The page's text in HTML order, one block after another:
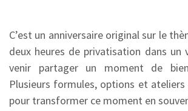
C’est un anniversaire original sur le
deux heures de privatisation dans
venir partager un moment de
Plusieurs formules, options et
pour transformer ce moment en